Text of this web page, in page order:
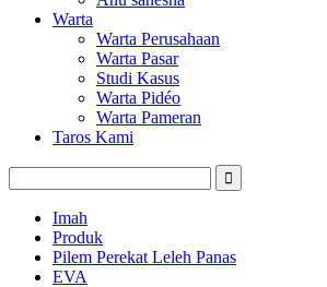
Warta
Warta Perusahaan
Warta Pasar
Studi Kasus
Warta Pidéo
Warta Pameran
Taros Kami
Imah
Produk
Pilem Perekat Leleh Panas
EVA